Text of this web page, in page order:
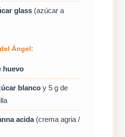
glass(azúcar a
Ángel:
huevo
blancoy 5 g de
acida(crema agria /